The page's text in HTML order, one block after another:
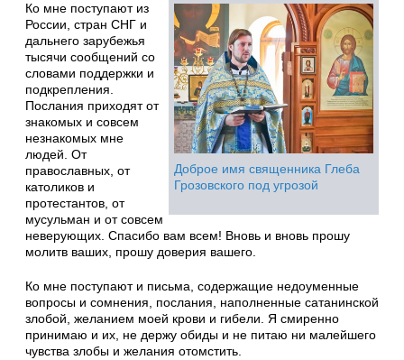
Доброе имя священника Глеба
Грозовского под угрозой
Ко мне поступают из
России, стран СНГ и
дальнего зарубежья
тысячи сообщений со
словами поддержки и
подкрепления.
Послания приходят от
знакомых и совсем
незнакомых мне
людей. От
православных, от
католиков и
протестантов, от
мусульман и от совсем
неверующих. Спасибо вам всем! Вновь и вновь прошу
молитв ваших, прошу доверия вашего.
Ко мне поступают и письма, содержащие недоуменные
вопросы и сомнения, послания, наполненные сатанинской
злобой, желанием моей крови и гибели. Я смиренно
принимаю и их, не держу обиды и не питаю ни малейшего
чувства злобы и желания отомстить.